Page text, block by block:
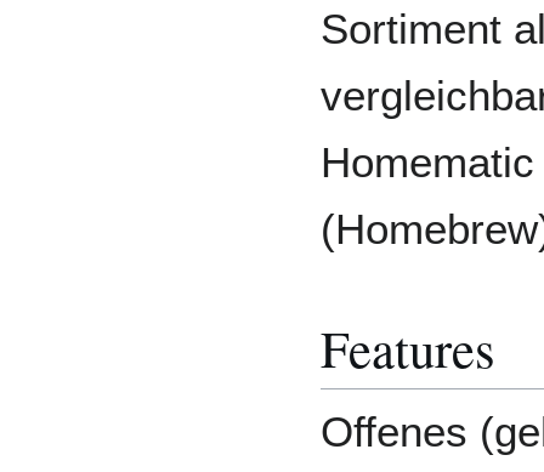
Sortiment
Features
Offenes